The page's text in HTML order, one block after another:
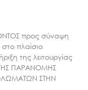
προς σύναψη
πλαίσιο
της λειτουργίας
ΠΑΡΑΝΟΜΗΣ
ΣΤΗΝ